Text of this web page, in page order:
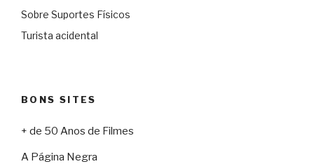
Sobre Suportes Físicos
Turista acidental
BONS SITES
+ de 50 Anos de Filmes
A Página Negra